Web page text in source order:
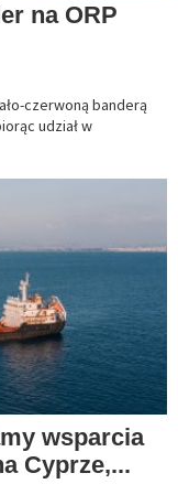
na ORP
czerwoną banderą
udział w
wsparcia
Cyprze,...